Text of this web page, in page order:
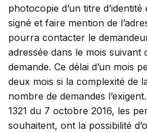
photocopie d’un titre
signé et faire mention de
pourra contacter le
adressée dans le mois suivant
demande. Ce délai d’un mois
deux mois si la complexité de
nombre de demandes
1321 du 7 octobre 2016, les
souhaitent, ont la possibilité